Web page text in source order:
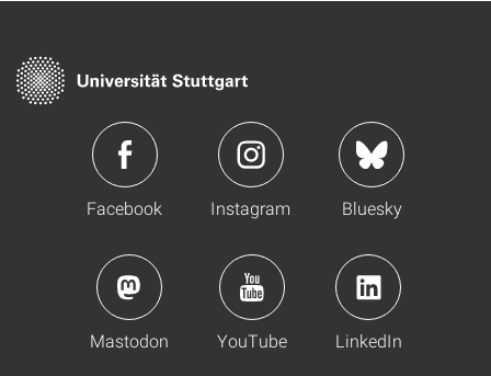
Facebook Instagram Bluesky
Mastodon YouTube LinkedIn